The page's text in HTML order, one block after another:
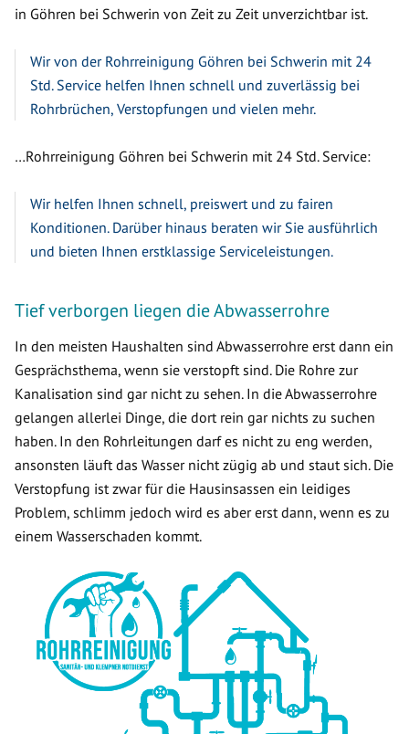
in Göhren bei Schwerin von Zeit zu Zeit unverzichtbar ist.
Wir von der Rohrreinigung Göhren bei Schwerin mit 24
Std. Service helfen Ihnen schnell und zuverlässig bei
Rohrbrüchen, Verstopfungen und vielen mehr.
…Rohrreinigung Göhren bei Schwerin mit 24 Std. Service:
Wir helfen Ihnen schnell, preiswert und zu fairen
Konditionen. Darüber hinaus beraten wir Sie ausführlich
und bieten Ihnen erstklassige Serviceleistungen.
Tief verborgen liegen die Abwasserrohre
In den meisten Haushalten sind Abwasserrohre erst dann ein
Gesprächsthema, wenn sie verstopft sind. Die Rohre zur
Kanalisation sind gar nicht zu sehen. In die Abwasserrohre
gelangen allerlei Dinge, die dort rein gar nichts zu suchen
haben. In den Rohrleitungen darf es nicht zu eng werden,
ansonsten läuft das Wasser nicht zügig ab und staut sich. Die
Verstopfung ist zwar für die Hausinsassen ein leidiges
Problem, schlimm jedoch wird es aber erst dann, wenn es zu
einem Wasserschaden kommt.